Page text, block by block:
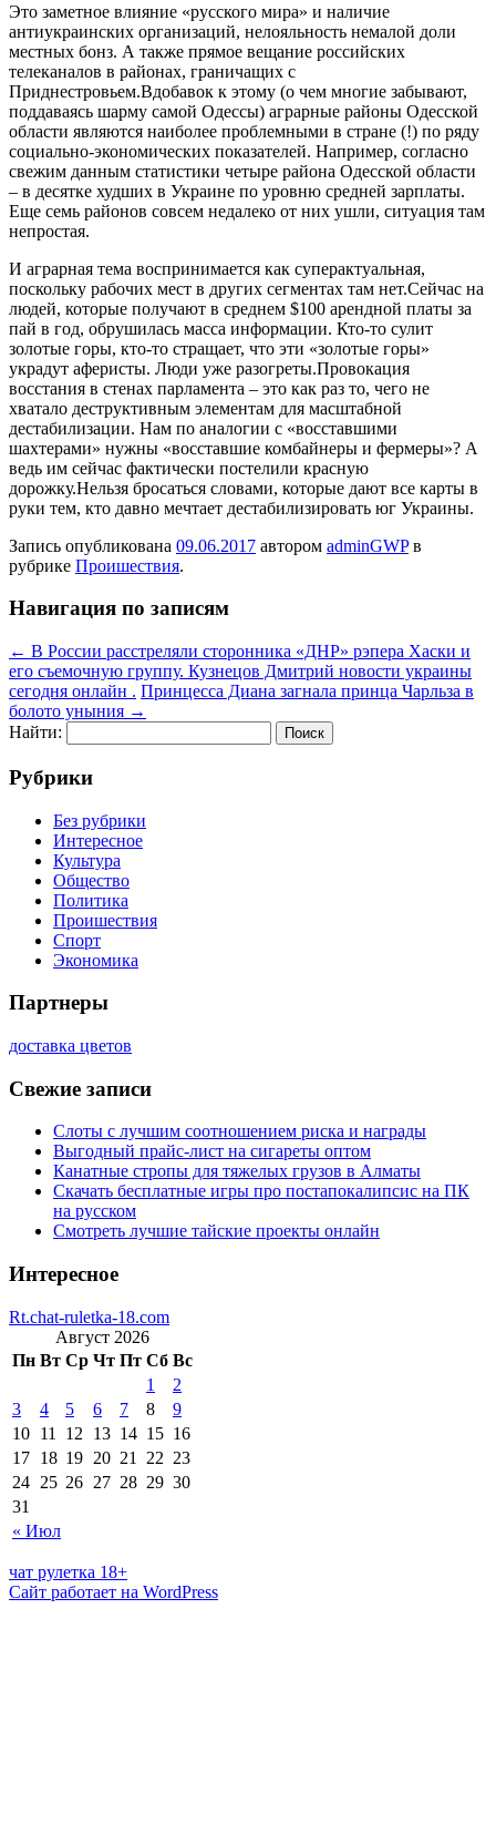
Это заметное влияние «русского мира» и наличие
антиукраинских организаций, нелояльность немалой доли
местных бонз. А также прямое вещание российских
телеканалов в районах, граничащих с
Приднестровьем.Вдобавок к этому (о чем многие забывают,
поддаваясь шарму самой Одессы) аграрные районы Одесской
области являются наиболее проблемными в стране (!) по ряду
социально-экономических показателей. Например, согласно
свежим данным статистики четыре района Одесской области
– в десятке худших в Украине по уровню средней зарплаты.
Еще семь районов совсем недалеко от них ушли, ситуация там
непростая.
И аграрная тема воспринимается как суперактуальная,
поскольку рабочих мест в других сегментах там нет.Сейчас на
людей, которые получают в среднем $100 арендной платы за
пай в год, обрушилась масса информации. Кто-то сулит
золотые горы, кто-то стращает, что эти «золотые горы»
украдут аферисты. Люди уже разогреты.Провокация
восстания в стенах парламента – это как раз то, чего не
хватало деструктивным элементам для масштабной
дестабилизации. Нам по аналогии с «восставшими
шахтерами» нужны «восставшие комбайнеры и фермеры»? А
ведь им сейчас фактически постелили красную
дорожку.Нельзя бросаться словами, которые дают все карты в
руки тем, кто давно мечтает дестабилизировать юг Украины.
Запись опубликована 09.06.2017 автором adminGWPв
рубрике Проишествия.
Навигация по записям
← В России расстреляли сторонника «ДНР» рэпера Хаски и
его съемочную группу. Кузнецов Дмитрий новости украины
сегодня онлайн . Принцесса Диана загнала принца Чарльза в
болото уныния →
Найти:
Рубрики
Без рубрики
Интересное
Культура
Общество
Политика
Проишествия
Спорт
Экономика
Партнеры
доставка цветов
Свежие записи
Слоты с лучшим соотношением риска и награды
Выгодный прайс-лист на сигареты оптом
Канатные стропы для тяжелых грузов в Алматы
Скачать бесплатные игры про постапокалипсис на ПК
на русском
Смотреть лучшие тайские проекты онлайн
Интересное
Rt.chat-ruletka-18.com
Август 2026
Пн Вт Ср Чт Пт Сб Вс
« Июл
1
2
3
4 5 6 7 8
9
10 11 12 13 14 15 16
17 18 19 20 21 22 23
24 25 26 27 28 29 30
31
чат рулетка 18+
Сайт работает на WordPress